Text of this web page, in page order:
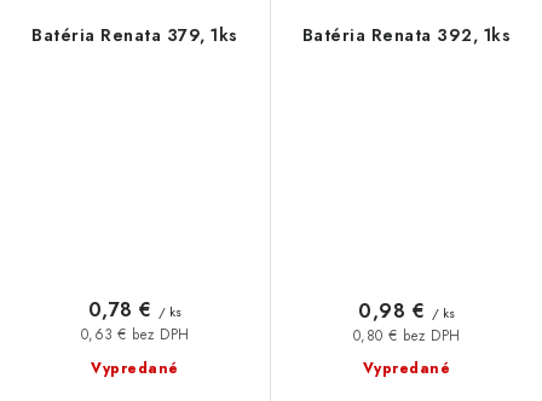
Batéria Renata 379, 1ks
Vypredané
0,63 € bez DPH
0,78 € / ks
Batéria Renata 392, 1ks
Vypredané
0,80 € bez DPH
0,98 € / ks